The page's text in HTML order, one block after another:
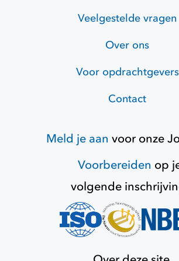
Veelgestelde vragen
Over ons
Voor opdrachtgevers
Contact
Meld je aan voor onze
Voorbereiden op
volgende